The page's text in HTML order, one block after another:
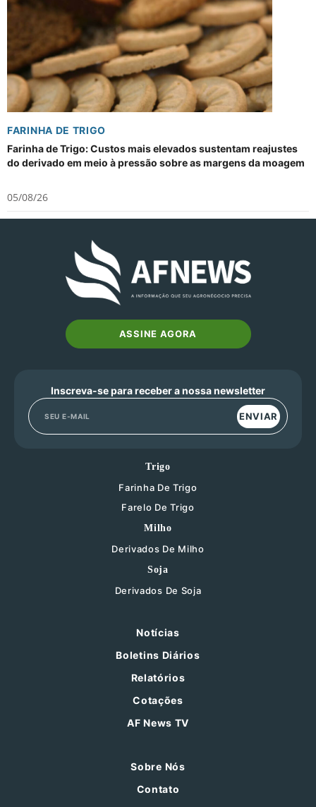
FARINHA DE TRIGO
Farinha de Trigo: Custos mais elevados sustentam reajustes
do derivado em meio à pressão sobre as margens da moagem
05/08/26
ASSINE AGORA
Inscreva-se para receber a nossa newsletter
ENVIAR
Trigo
Farinha De Trigo
Farelo De Trigo
Milho
Derivados De Milho
Soja
Derivados De Soja
Notícias
Boletins Diários
Relatórios
Cotações
AF News TV
Sobre Nós
Contato